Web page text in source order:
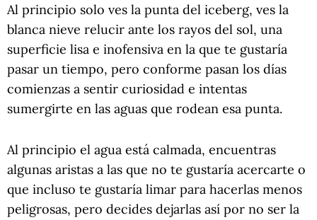
Al principio solo ves la punta del iceberg, ves la
blanca nieve relucir ante los rayos del sol, una
superficie lisa e inofensiva en la que te gustaría
pasar un tiempo, pero conforme pasan los días
comienzas a sentir curiosidad e intentas
sumergirte en las aguas que rodean esa punta.
Al principio el agua está calmada, encuentras
algunas aristas a las que no te gustaría acercarte o
que incluso te gustaría limar para hacerlas menos
peligrosas, pero decides dejarlas así por no ser la